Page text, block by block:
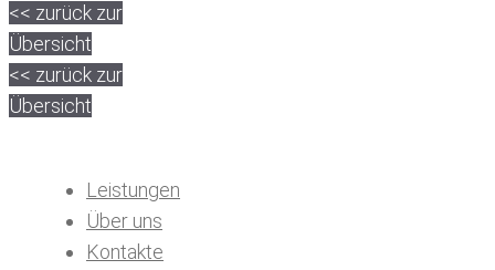
<< zurück zur
Übersicht
<< zurück zur
Übersicht
Leistungen
Über uns
Kontakte